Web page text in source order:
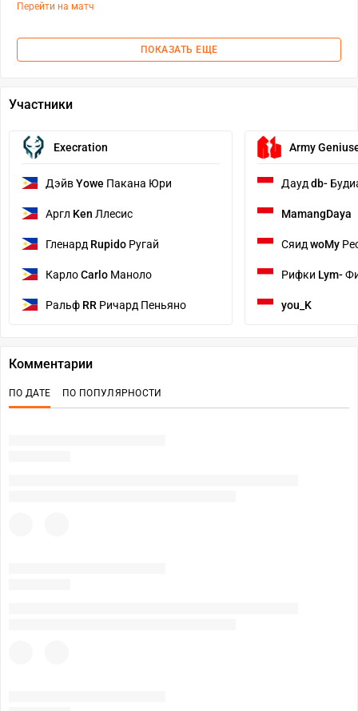
Перейти на матч
ПОКАЗАТЬ ЕЩЕ
Участники
Execration
ДэйвYowe Пакана Юри
Аргл Ken Ллесис
Гленард Rupido Ругай
КарлоCarlo Маноло
Ральф RR Ричард Пеньяно
Army
Даудdb-
MamangDaya
СяидwoMy
Рифки Lym-
you_K
Комментарии
ПО ДАТЕ ПО ПОПУЛЯРНОСТИ